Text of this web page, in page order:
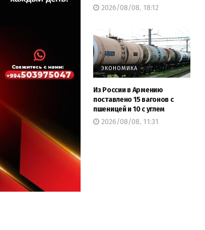
2026/08/08, 18:12
ЭКОНОМИКА
Из России в Армению
поставлено 15 вагонов с
пшеницей и 10 с углем
2026/08/08, 11:31